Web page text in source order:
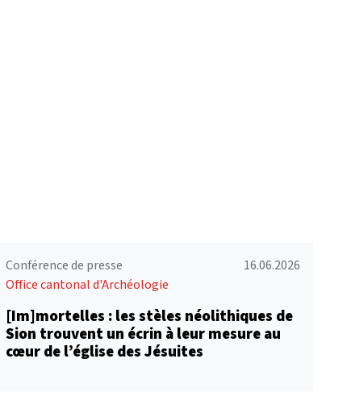
Conférence de presse
16.06.2026
Office cantonal d'Archéologie
[Im]mortelles : les stèles néolithiques de
Sion trouvent un écrin à leur mesure au
cœur de l’église des Jésuites